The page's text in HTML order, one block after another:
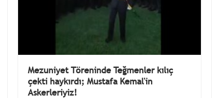
Mezuniyet Töreninde Teğmenler kılıç
çekti haykırdı; Mustafa Kemal'in
Askerleriyiz!